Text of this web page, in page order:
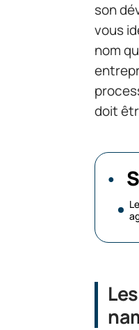
son
vous
nom
doit